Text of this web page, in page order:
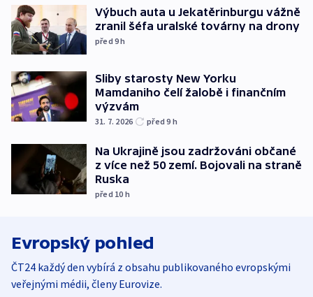
Výbuch auta u Jekatěrinburgu vážně
zranil šéfa uralské továrny na drony
před 9h
Sliby starosty New Yorku
Mamdaniho čelí žalobě i finančním
výzvám
31. 7. 2026 před 9 h
Na Ukrajině jsou zadržováni občané
z více než 50 zemí. Bojovali na straně
Ruska
před 10 h
Evropský pohled
ČT24 každý den vybírá z obsahu publikovaného evropskými
veřejnými médii, členy Eurovize.